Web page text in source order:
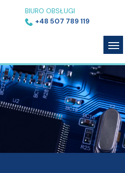
BIURO OBSŁUGI
+48 507 789 119